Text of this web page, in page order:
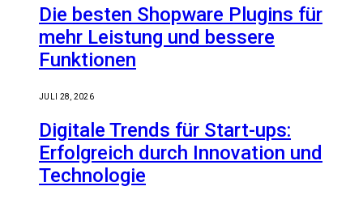
Die besten Shopware Plugins für
mehr Leistung und bessere
Funktionen
JULI 28, 2026
Digitale Trends für Start-ups:
Erfolgreich durch Innovation und
Technologie